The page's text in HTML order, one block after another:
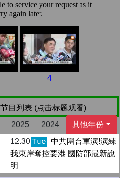
4
目列表 (点击标题观看)
2025 2024
其他年份
12.30Tue 中共圍台軍演!演練
我東岸奪控要港 國防部最新說
明